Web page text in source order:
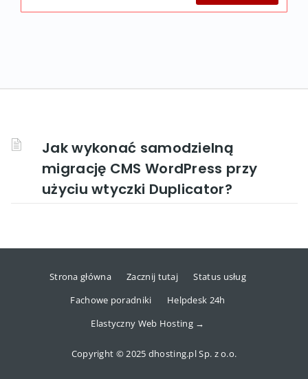
Jak wykonać samodzielną
migrację CMS WordPress przy
użyciu wtyczki Duplicator?
Strona główna Zacznij tutaj
Status usług
Fachowe poradniki
Helpdesk 24h
Elastyczny Web Hosting →
Copyright © 2025 dhosting.pl Sp. z o.o.